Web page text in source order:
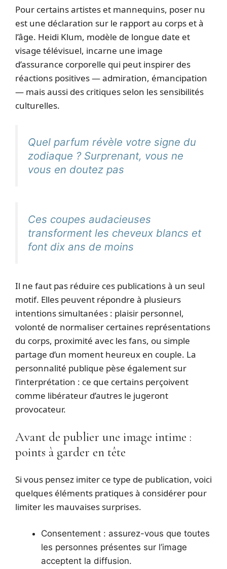
Pour certains artistes et mannequins, poser nu
est une déclaration sur le rapport au corps et à
l’âge. Heidi Klum, modèle de longue date et
visage télévisuel, incarne une image
d’assurance corporelle qui peut inspirer des
réactions positives — admiration, émancipation
— mais aussi des critiques selon les sensibilités
culturelles.
Quel parfum révèle votre signe du
zodiaque ? Surprenant, vous ne
vous en doutez pas
Ces coupes audacieuses
transforment les cheveux blancs et
font dix ans de moins
Il ne faut pas réduire ces publications à un seul
motif. Elles peuvent répondre à plusieurs
intentions simultanées : plaisir personnel,
volonté de normaliser certaines représentations
du corps, proximité avec les fans, ou simple
partage d’un moment heureux en couple. La
personnalité publique pèse également sur
l’interprétation : ce que certains perçoivent
comme libérateur d’autres le jugeront
provocateur.
Avant de publier une image intime :
points à garder en tête
Si vous pensez imiter ce type de publication, voici
quelques éléments pratiques à considérer pour
limiter les mauvaises surprises.
Consentement : assurez-vous que toutes
les personnes présentes sur l’image
acceptent la diffusion.